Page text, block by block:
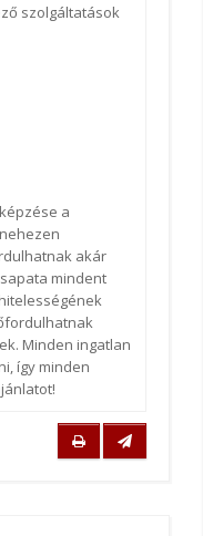
szolgáltatások
a
akár
mindent
Minden ingatlan
így minden